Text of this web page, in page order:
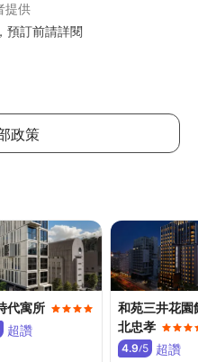
提供
預訂前請詳閱
費用
兒童與成人同床，如欲攜帶更
（實際政策視飯店而異）
，可能需額外付費，詳情請洽
政策
代寓所
超讚
和苑三井花園
北忠孝
4.9/5 超讚